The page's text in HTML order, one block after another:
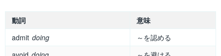
動詞
意味
admit doing
～を認める